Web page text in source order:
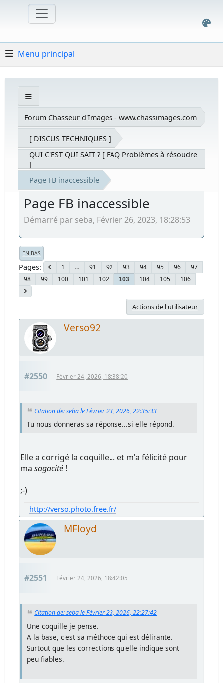
Menu principal
Forum Chasseur d'Images - www.chassimages.com
[ DISCUS TECHNIQUES ]
QUI C'EST QUI SAIT ? [ FAQ Problèmes à résoudre
]
Page FB inaccessible
Page FB inaccessible
Démarré par seba, Février 26, 2023, 18:28:53
EN BAS
Pages 1 ... 91 92 93 94 95 96
97
98
99 100 101 102 103 104 105 106
Actions de l'utilisateur
Verso92
#2550 Février 24, 2026, 18:38:20
Citation de: seba le Février 23, 2026, 22:35:33
Tu nous donneras sa réponse...si elle répond.
Elle a corrigé la coquille... et m'a félicité pour
masagacité !
;-)
http://verso.photo.free.fr/
MFloyd
#2551 Février 24, 2026, 18:42:05
Citation de: seba le Février 23, 2026, 22:27:42
Une coquille je pense.
A la base, c'est sa méthode qui est délirante.
Surtout que les corrections qu'elle indique sont
peu fiables.